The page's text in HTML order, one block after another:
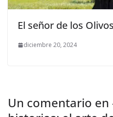
El señor de los Olivos
diciembre 20, 2024
Un comentario en